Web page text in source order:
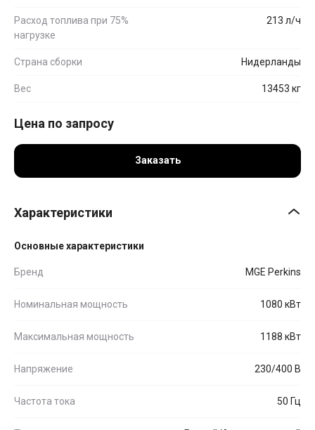
Расход топлива при 75%
нагрузке
213 л/ч
Страна сборки Нидерланды
Вес 13453 кг
Цена по запросу
Заказать
Характеристики
Основные характеристики
Бренд MGE Perkins
Номинальная мощность 1080 кВт
Максимальная мощность 1188 кВт
Напряжение 230/400 В
Частота тока 50 Гц